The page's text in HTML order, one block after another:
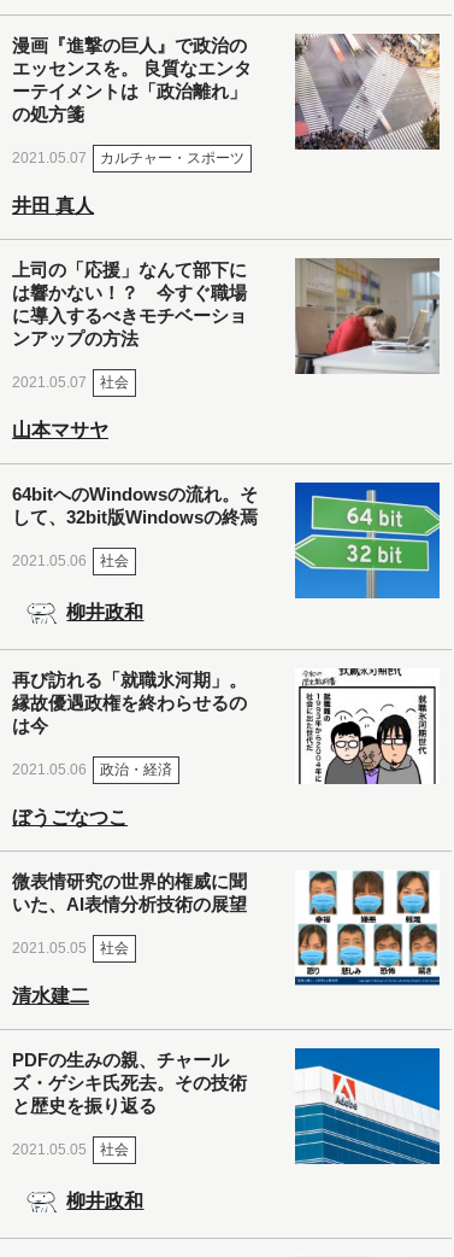
漫画『進撃の巨人』で政治の
エッセンスを。 良質なエンタ
ーテイメントは「政治離れ」
の処方箋
2021.05.07 カルチャー・スポーツ
井田 真人
上司の「応援」なんて部下に
は響かない！？ 今すぐ職場
に導入するべきモチベーショ
ンアップの方法
2021.05.07 社会
山本マサヤ
64bitへのWindowsの流れ。そ
して、32bit版Windowsの終焉
2021.05.06 社会
柳井政和
再び訪れる「就職氷河期」。
縁故優遇政権を終わらせるの
は今
2021.05.06 政治・経済
ぼうごなつこ
微表情研究の世界的権威に聞
いた、AI表情分析技術の展望
2021.05.05 社会
清水建二
PDFの生みの親、チャール
ズ・ゲシキ氏死去。その技術
と歴史を振り返る
2021.05.05 社会
柳井政和